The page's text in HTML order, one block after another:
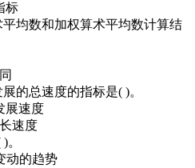
标
均数和加权算术平均数计算结
的总速度的指标是( )。
展速度
速度
动的趋势